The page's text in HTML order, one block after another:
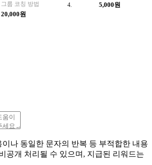
룹 코칭 방법
20,000원
5,000원
나 동일한 문자의 반복 등 부적합한 내용
공개 처리될 수 있으며, 지급된 리워드는